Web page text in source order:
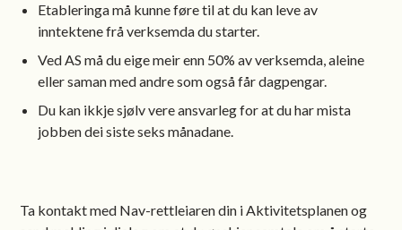
Etableringa må kunne føre til at du kan leve av
inntektene frå verksemda du starter.
Ved AS må du eige meir enn 50% av verksemda, aleine
eller saman med andre som også får dagpengar.
Du kan ikkje sjølv vere ansvarleg for at du har mista
jobben dei siste seks månadane.
Ta kontakt med Nav-rettleiaren din i Aktivitetsplanen og